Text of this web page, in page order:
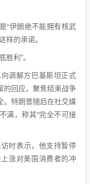
伊朗绝不能拥有核武
样的承诺。
利”。
调解方巴基斯坦正式
的回应，聚焦结束战争
。特朗普随后在社交媒
满，称其“完全不可接
时表示，他支持暂停
涨对美国消费者的冲